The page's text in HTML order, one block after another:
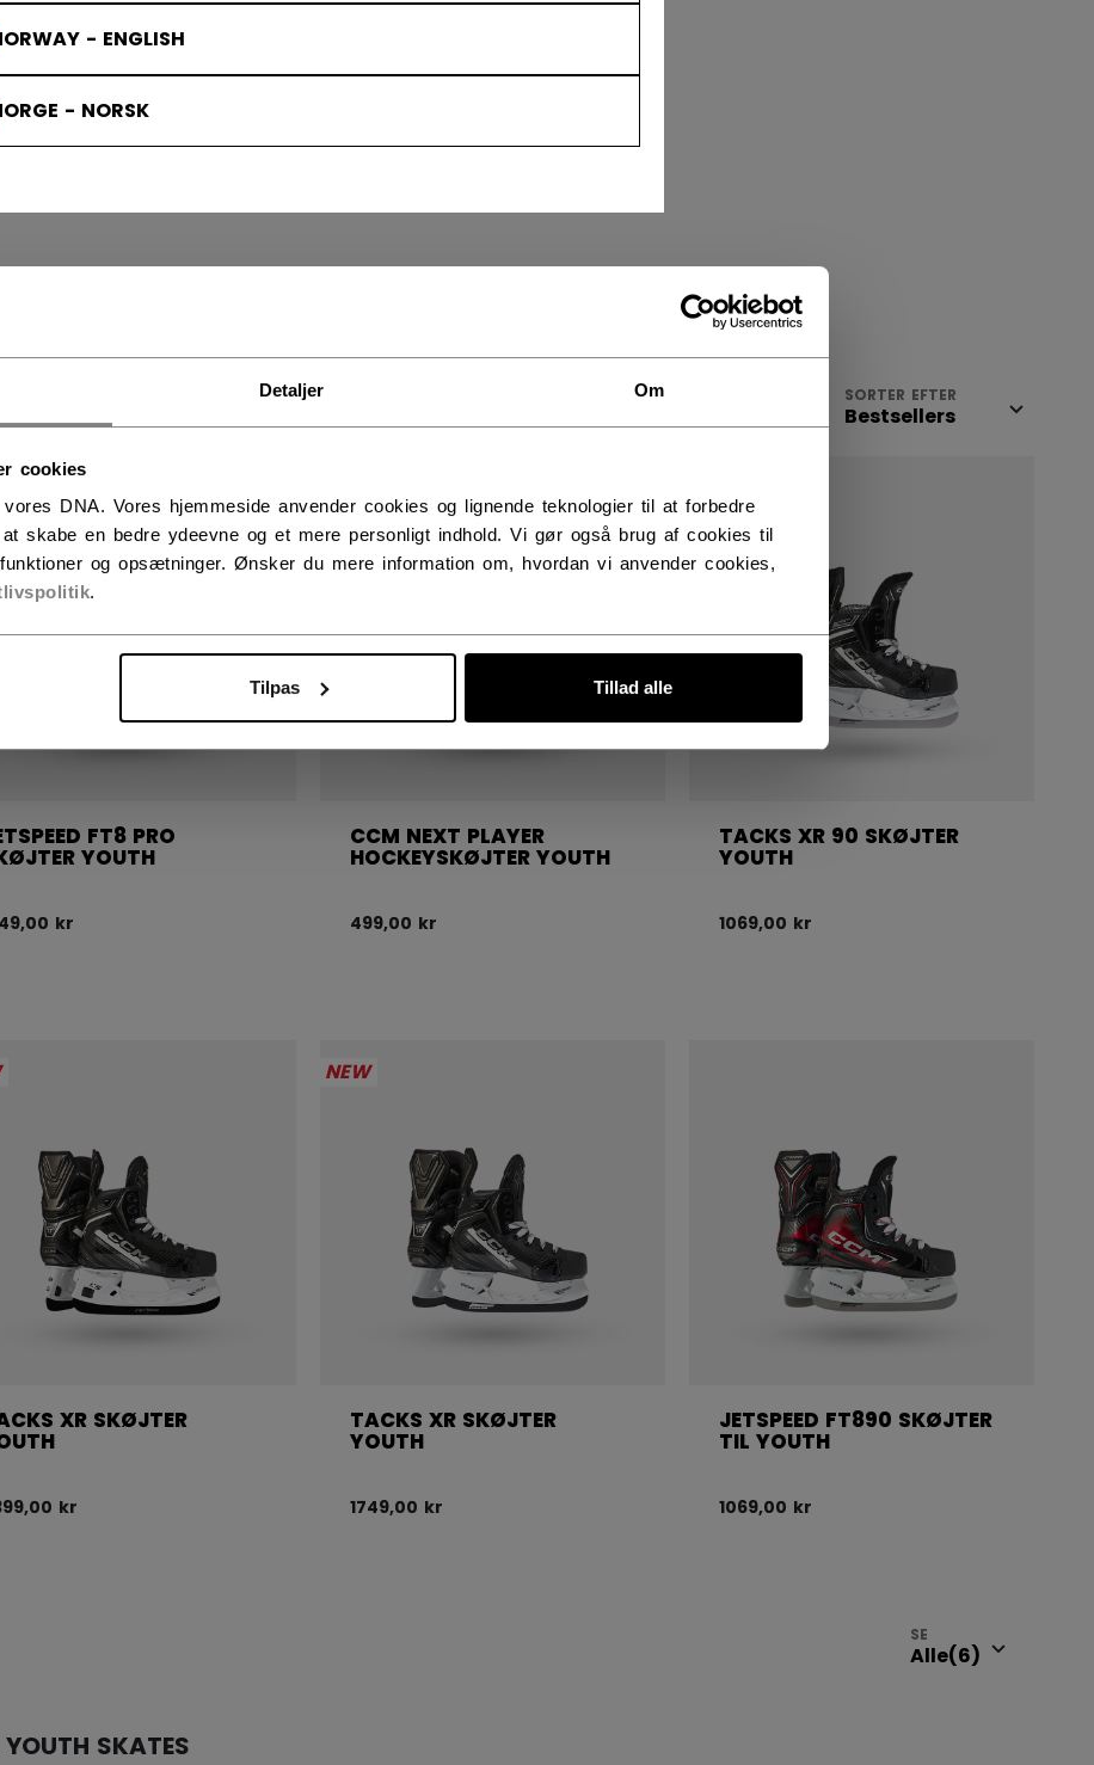
Detaljer Om
cookies
DNA. Vores hjemmeside anvender cookies og lignende teknologier til at forbedre
skabe en bedre ydeevne og et mere personligt indhold. Vi gør også brug af cookies til
og opsætninger. Ønsker du mere information om, hvordan vi anvender cookies,
.
Tilpas Tillad alle
- ENGLISH
- NORSK
- BØRN SORTER EFTER
FT8 PRO
YOUTH
kr
CCM NEXT PLAYER
HOCKEYSKØJTER YOUTH
499,00 kr
TACKS XR 90 SKØJTER
YOUTH
1069,00 kr
XR SKØJTER
kr
NEW
TACKS XR SKØJTER
YOUTH
1749,00 kr
JETSPEED FT890 SKØJTER
TIL YOUTH
1069,00 kr
SE
SKATES